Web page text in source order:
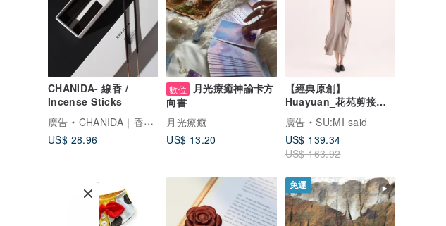
CHANIDA- 線香 /
Incense Sticks
廣告
CHANIDA｜香妮達
US$ 28.96
數位
月光療癒神諭卡方
向書
月光療癒
US$ 13.20
【經典原創】
Huayuan_花苑剪接洋
裝_CLD020_灰
廣告
SU:MI said
US$ 139.34
US$ 163.92
免運